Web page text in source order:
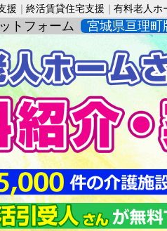
援 終活賃貸住宅支援 有料老人ホ
トフォーム 宮城県亘理町